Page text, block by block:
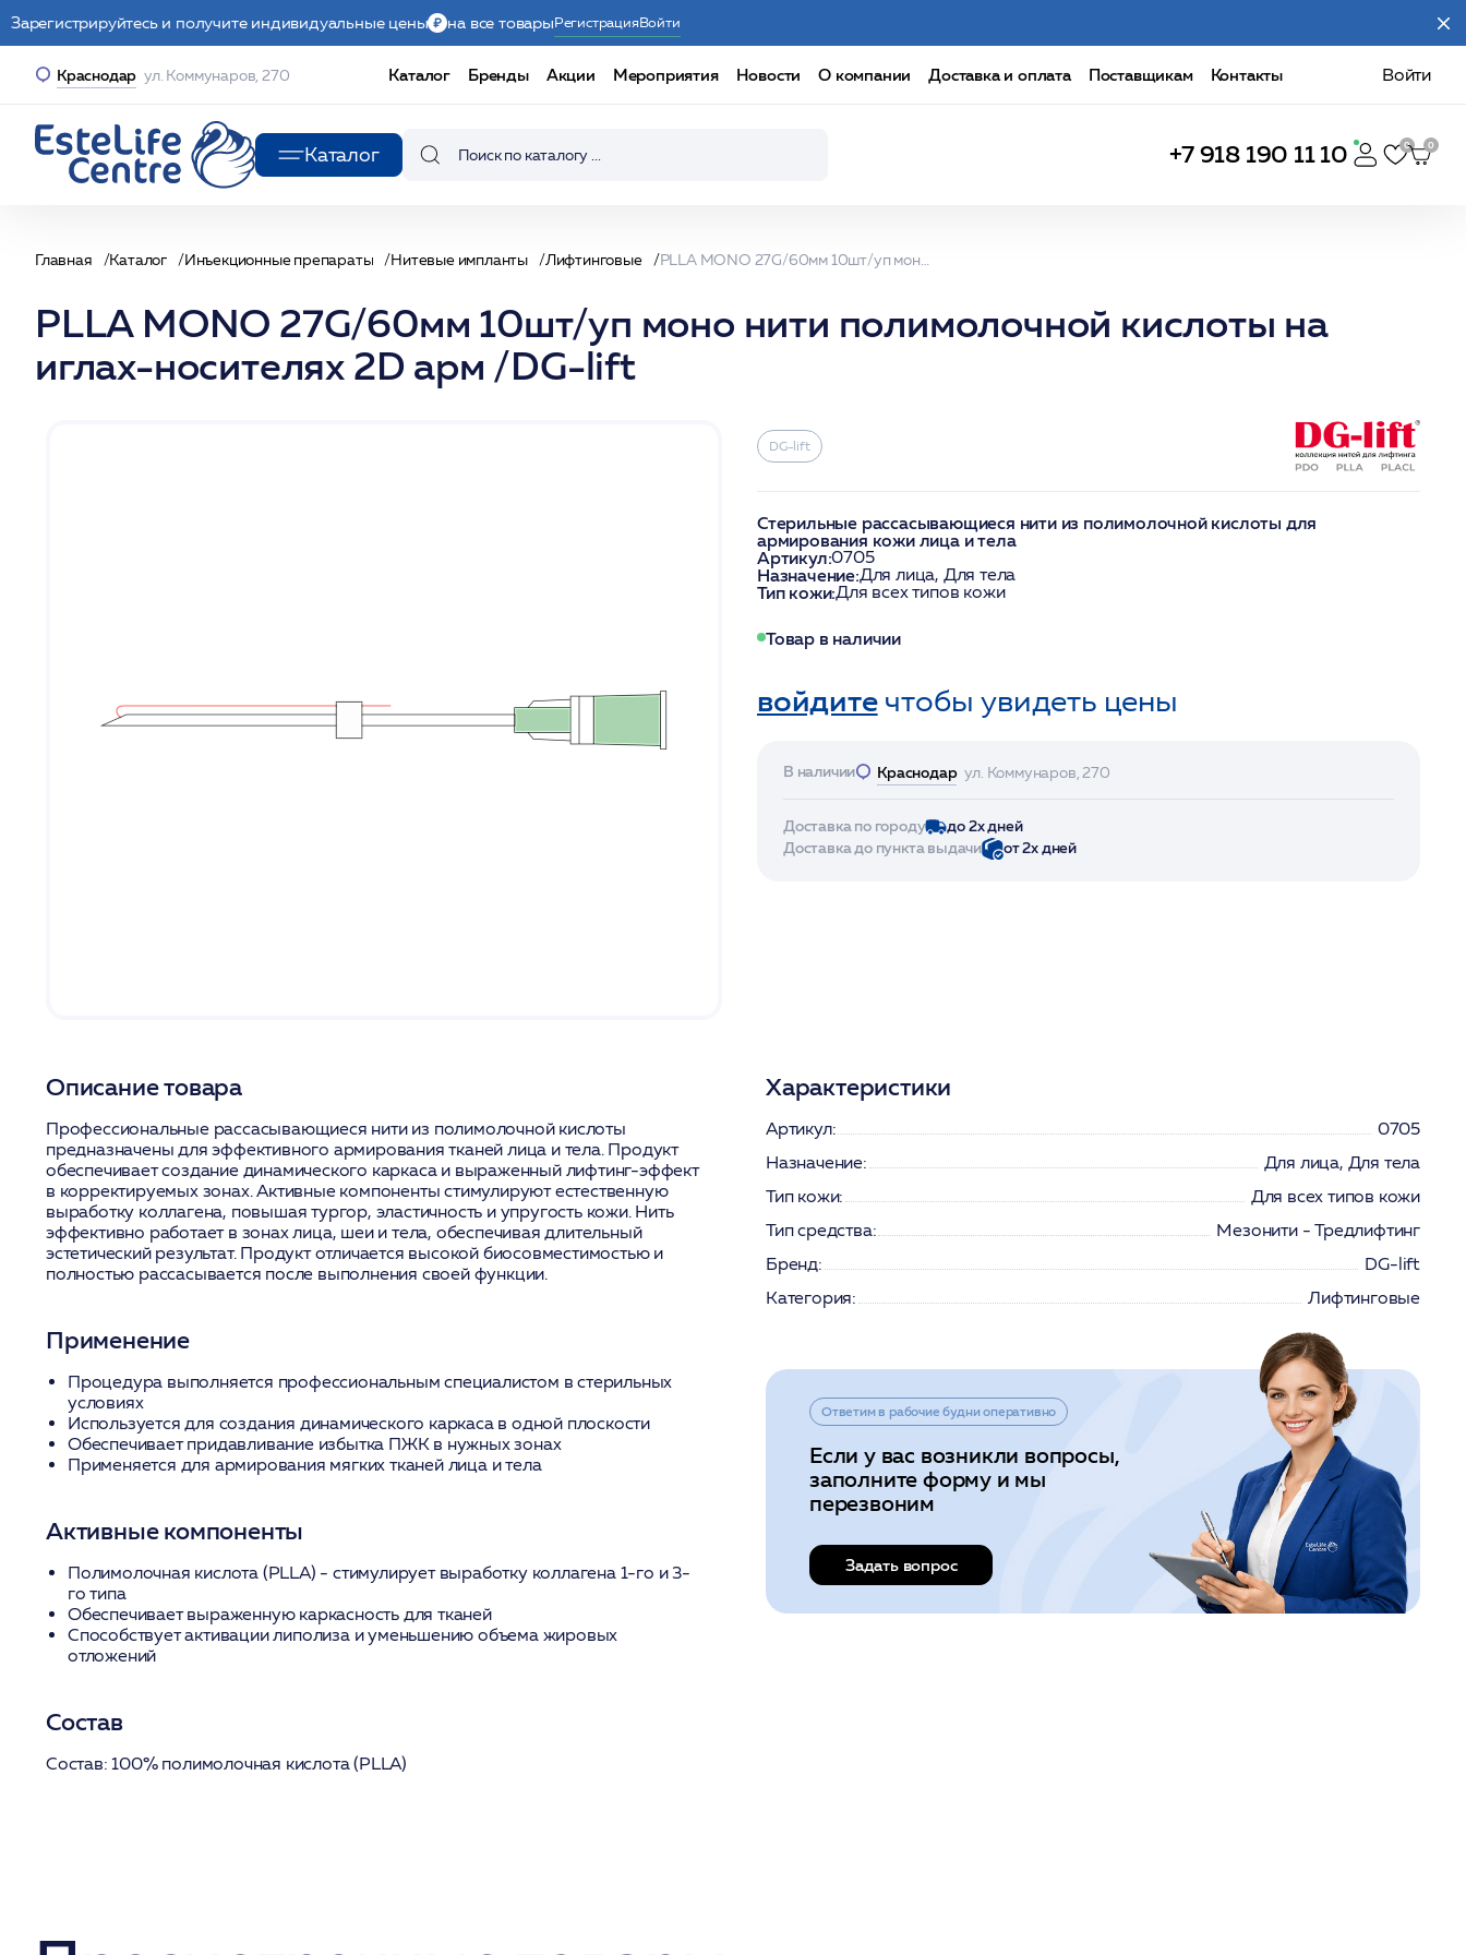
Зарегистрируйтесь и получите индивидуальные цены на все товарыРегистрацияВойти
Краснодар ул. Коммунаров, 270 Каталог Бренды Акции Мероприятия Новости О компании Доставка и оплата Поставщикам Контакты Войти
Каталог +7 918 190 11 10
Главная Каталог Инъекционные препараты Нитевые импланты Лифтинговые
PLLA MONO 27G/60мм 10шт/уп моно нити полимолочной кислоты на
иглах-носителях 2D арм /DG-lift
DG-lift
Стерильные рассасывающиеся нити из полимолочной кислоты для
армирования кожи лица и тела
Артикул:0705
Назначение:Для лица, Для тела
Тип кожи:Для всех типов кожи
Товар в наличии
войдитечтобы увидеть цены
В наличии Краснодар ул. Коммунаров, 270
Доставка по городу
до 2х дней
Доставка до пункта выдачи
от 2х дней
Описание товара
Профессиональные рассасывающиеся нити из полимолочной кислоты
предназначены для эффективного армирования тканей лица и тела. Продукт
обеспечивает создание динамического каркаса и выраженный лифтинг-эффект
в корректируемых зонах. Активные компоненты стимулируют естественную
выработку коллагена, повышая тургор, эластичность и упругость кожи. Нить
эффективно работает в зонах лица, шеи и тела, обеспечивая длительный
эстетический результат. Продукт отличается высокой биосовместимостью и
полностью рассасывается после выполнения своей функции.
Применение
Процедура выполняется профессиональным специалистом в стерильных
условиях
Используется для создания динамического каркаса в одной плоскости
Обеспечивает придавливание избытка ПЖК в нужных зонах
Применяется для армирования мягких тканей лица и тела
Активные компоненты
Полимолочная кислота (PLLA) - стимулирует выработку коллагена 1-го и 3-
го типа
Обеспечивает выраженную каркасность для тканей
Способствует активации липолиза и уменьшению объема жировых
отложений
Состав
Состав: 100% полимолочная кислота (PLLA)
Характеристики
Артикул:
0705
Назначение:
Для лица, Для тела
Тип кожи:
Для всех типов кожи
Тип средства:
Мезонити - Тредлифтинг
Бренд:
DG-lift
Категория:
Лифтинговые
Ответим в рабочие будни оперативно
Если у вас возникли вопросы,
заполните форму и мы
перезвоним
Задать вопрос